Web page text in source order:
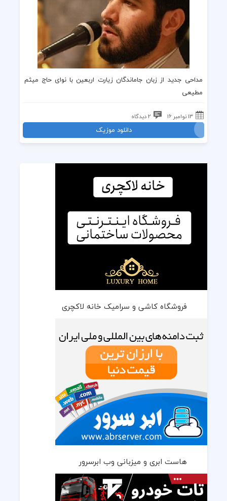
مداحی جدید از زبان جاماندگان زیارت اربعین با نوای حاج میثم
مطیعی
13 نوامبر 16 2 دیدگاه
دانلود موزیک
فروشگاه کاشی و سرامیک خانه لاکچری
هاست ابری و میزبانی وب ابرسرور